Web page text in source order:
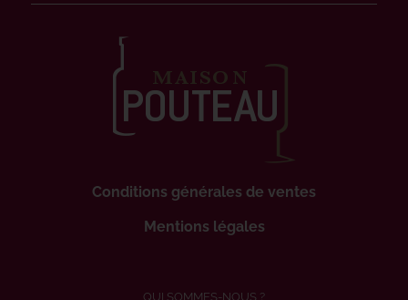
Conditions générales de ventes
Mentions légales
QUI SOMMES-NOUS ?